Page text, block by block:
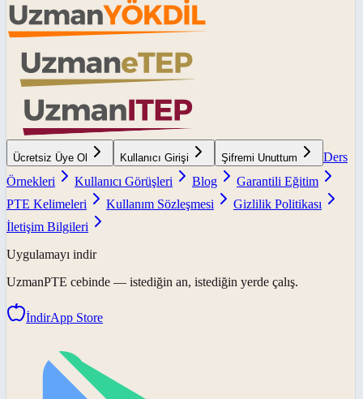
Ücretsiz Üye Ol Kullanıcı Girişi Şifremi Unuttum
Ders
Örnekleri
Kullanıcı Görüşleri Blog
Garantili Eğitim
PTE Kelimeleri
Kullanım Sözleşmesi
Gizlilik Politikası
İletişim Bilgileri
Uygulamayı indir
UzmanPTE cebinde — istediğin an, istediğin yerde çalış.
İndirApp Store